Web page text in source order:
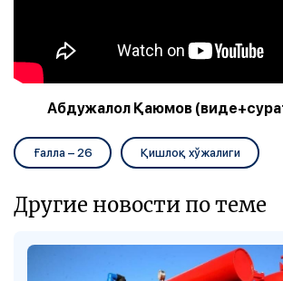
Абдужалол Қаюмов
Ғалла – 26 Қишлоқ хўжалиги
Другие новости по теме